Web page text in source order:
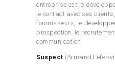
entreprise est le
le contact avec ses
fournisseurs, le
prospection, le
communication.
Suspect (Armand